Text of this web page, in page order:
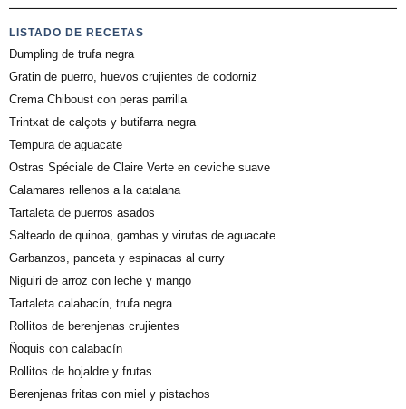
LISTADO DE RECETAS
Dumpling de trufa negra
Gratin de puerro, huevos crujientes de codorniz
Crema Chiboust con peras parrilla
Trintxat de calçots y butifarra negra
Tempura de aguacate
Ostras Spéciale de Claire Verte en ceviche suave
Calamares rellenos a la catalana
Tartaleta de puerros asados
Salteado de quinoa, gambas y virutas de aguacate
Garbanzos, panceta y espinacas al curry
Niguiri de arroz con leche y mango
Tartaleta calabacín, trufa negra
Rollitos de berenjenas crujientes
Ñoquis con calabacín
Rollitos de hojaldre y frutas
Berenjenas fritas con miel y pistachos